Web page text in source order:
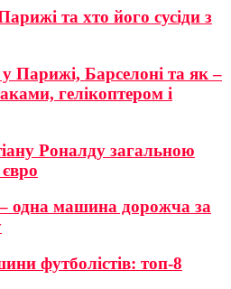
та хто його сусіди з
Парижі, Барселоні та як –
гелікоптером і
Роналду загальною
одна машина дорожча за
футболістів: топ-8